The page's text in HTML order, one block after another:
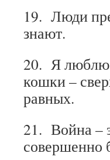
19. Люди
знают.
20. Я люб­лю
кош­ки –
рав­ных.
21. Война –
совершенно